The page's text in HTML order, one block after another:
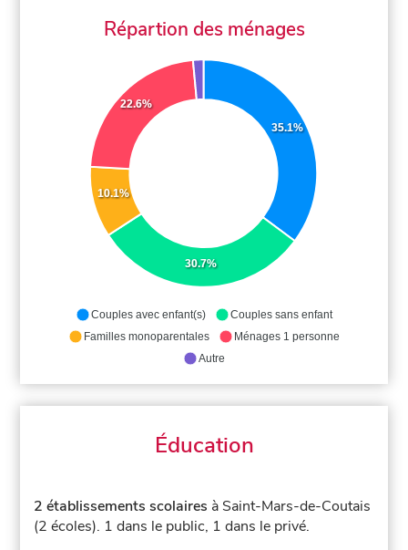
Répartion des ménages
35.1%
30.7%
10.1%
22.6%
Couples avec enfant(s)
Couples sans enfant
Familles monoparentales
Ménages 1 personne
Autre
Éducation
2 établissements scolaires à Saint-Mars-de-Coutais
(2 écoles). 1 dans le public, 1 dans le privé.